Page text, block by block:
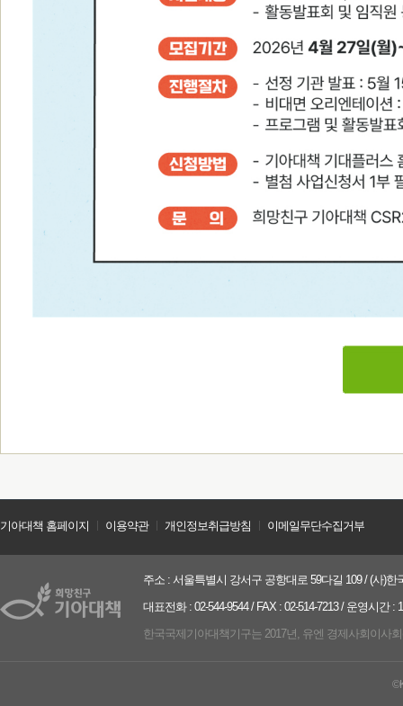
기아대책 홈페이지 이용약관 개인정보취급방침 이메일무단수집거부
주소 : 서울특별시 강서구 공항대로 59다길 109 / (사)
대표전화 : 02-544-9544 / FAX : 02-514-7213 / 운영시간 :
한국국제기아대책기구는 2017년, 유엔 경제사회이사